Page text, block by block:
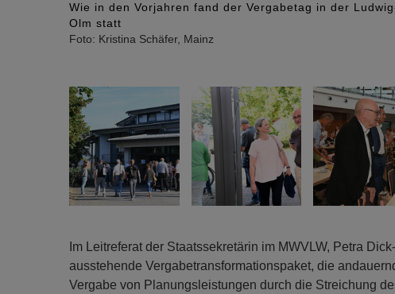
Wie in den Vorjahren fand der Vergabetag in der
Olm statt
Foto: Kristina Schäfer, Mainz
Im Leitreferat der Staatssekretärin im MWVLW, Petra
ausstehende Vergabetransformationspaket, die
Vergabe von Planungsleistungen durch die Streichung